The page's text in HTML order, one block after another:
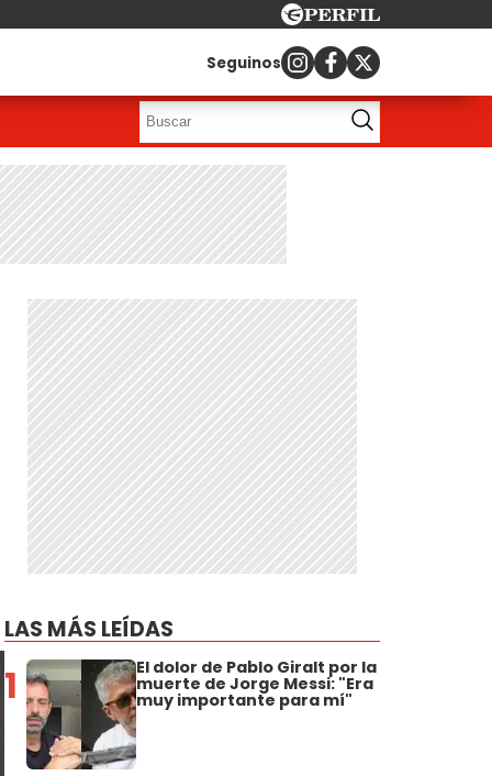
Seguinos
LAS MÁS LEÍDAS
1 El dolor de Pablo Giralt por la
muerte de Jorge Messi: "Era
muy importante para mí"